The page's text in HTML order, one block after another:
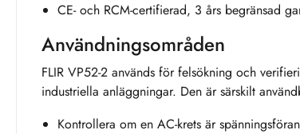
CE- och RCM-certifierad, 3 års begränsad
Användningsområden
FLIR VP52-2 används för felsökning och
industriella anläggningar. Den är särskilt
Kontrollera om en AC-krets är